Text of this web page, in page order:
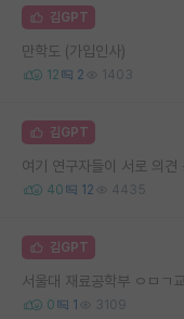
김GPT
만학도 (가입인사)
12 2 1403
김GPT
여기 연구자들이 서로 의
40 12 4435
김GPT
서울대 재료공학부 ㅇㅁㄱ
0 1 3109